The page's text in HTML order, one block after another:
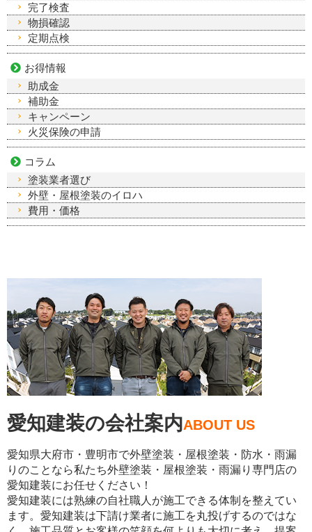
完了検査
物損確認
定期点検
お得情報
助成金
補助金
キャンペーン
火災保険の申請
コラム
塗装業者選び
外壁・屋根塗装のイロハ
費用・価格
愛知建装の会社案内ABOUT US
愛知県大府市・豊明市で外壁塗装・屋根塗装・防水・雨漏
りのことなら私たち外壁塗装・屋根塗装・雨漏り専門店の
愛知建装にお任せください！
愛知建装には熟練の自社職人が施工できる体制を整えてい
ます。愛知建装は下請け業者に施工を丸投げするのではな